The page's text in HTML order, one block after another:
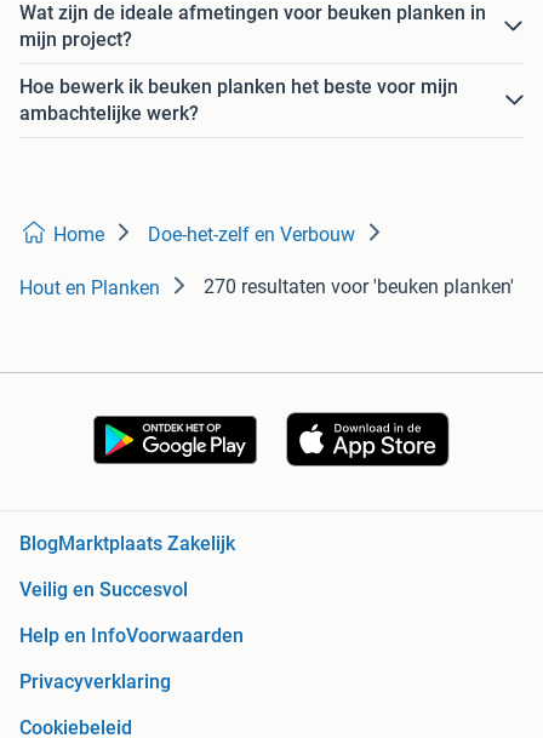
Wat zijn de ideale afmetingen voor beuken planken in
mijn project?
Hoe bewerk ik beuken planken het beste voor mijn
ambachtelijke werk?
Home Doe-het-zelf en Verbouw
Hout en Planken 270 resultaten voor 'beuken planken'
Blog Marktplaats Zakelijk
Veilig en Succesvol
Help en InfoVoorwaarden
Privacyverklaring
Cookiebeleid